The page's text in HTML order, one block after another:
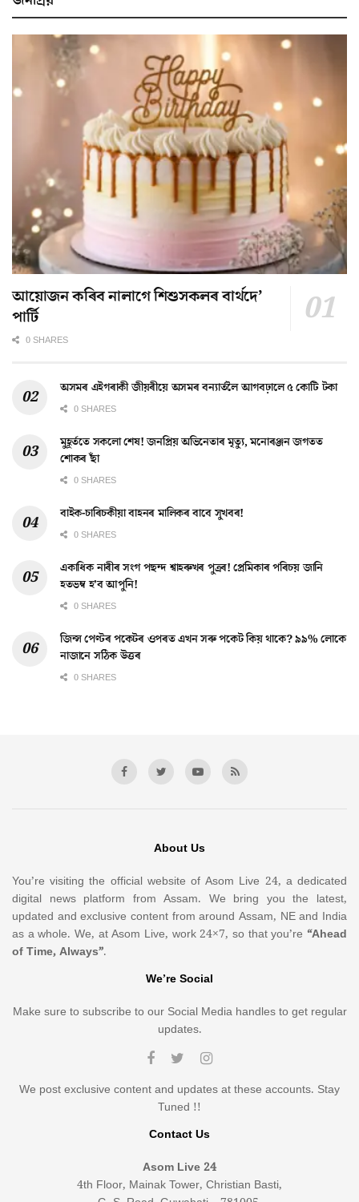
আয়োজন কৰিব নালাগে শিশুসকলৰ বাৰ্থদে’
পাৰ্টি
0 SHARES
অসমৰ এইগৰাকী জীয়ৰীয়ে অসমৰ বন্যাৰ্তলৈ আগবঢ়ালে ৫ কোটি টকা
0 SHARES
মুহূৰ্ততে সকলো শেষ! জনপ্ৰিয় অভিনেতাৰ মৃত্যু, মনোৰঞ্জন জগতত
শোকৰ ছাঁ
0 SHARES
বাইক-চাৰিচকীয়া বাহনৰ মালিকৰ বাবে সুখবৰ!
0 SHARES
একাধিক নাৰীৰ সংগ পছন্দ শ্বাহৰুখৰ পুত্ৰৰ! প্ৰেমিকাৰ পৰিচয় জানি
হতভম্ব হ’ব আপুনি!
0 SHARES
জিন্স পেণ্টৰ পকেটৰ ওপৰত এখন সৰু পকেট কিয় থাকে? ৯৯% লোকে
নাজানে সঠিক উত্তৰ
0 SHARES
About Us
You’re visiting the official website of Asom Live 24, a dedicated
digital news platform from Assam. We bring you the latest,
updated and exclusive content from around Assam, NE and India
as a whole. We, at Asom Live, work 24×7, so that you’re “Ahead
of Time, Always”.
We’re Social
Make sure to subscribe to our Social Media handles to get regular
updates.
We post exclusive content and updates at these accounts. Stay
Tuned !!
Contact Us
Asom Live 24
4th Floor, Mainak Tower, Christian Basti,